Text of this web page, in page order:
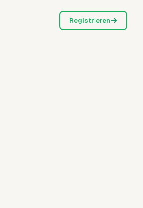
Registrieren